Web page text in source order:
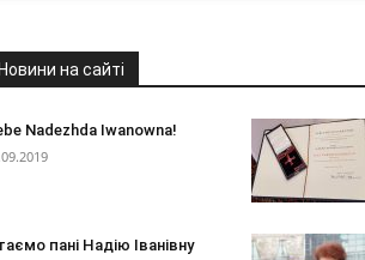
Новини на сайті
Nadezhda Iwanowna!
пані Надію Іванівну